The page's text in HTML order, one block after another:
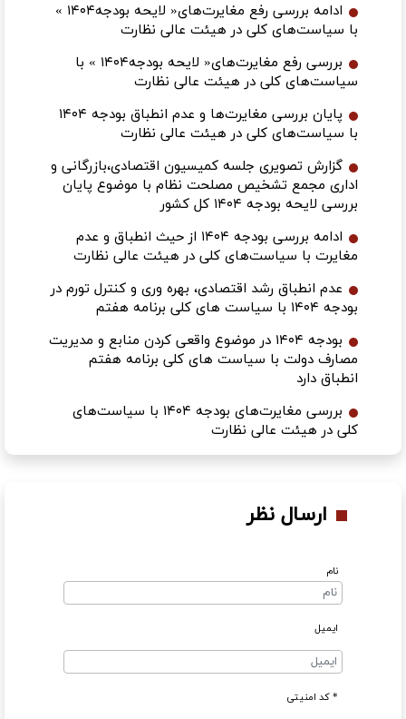
ادامه بررسی رفع مغایرت‌های« لایحه بودجه۱۴۰۴ »
با سیاست‌های کلی در هیئت عالی نظارت
بررسی رفع مغایرت‌های« لایحه بودجه۱۴۰۴ » با
سیاست‌های کلی در هیئت عالی نظارت
پایان بررسی مغایرت‌ها و عدم انطباق بودجه ۱۴۰۴
با سیاست‌های کلی در هیئت عالی نظارت
گزارش تصویری جلسه کمیسیون اقتصادی،بازرگانی و
اداری مجمع تشخیص مصلحت نظام با موضوع پایان
بررسی لایحه بودجه ۱۴۰۴ کل کشور
ادامه بررسی بودجه ۱۴۰۴ از حیث انطباق و عدم
مغایرت با سیاست‌های کلی در هیئت عالی نظارت
عدم انطباق رشد اقتصادی، بهره وری و کنترل تورم در
بودجه ۱۴۰۴ با سیاست های کلی برنامه هفتم
بودجه ۱۴۰۴ در موضوع واقعی کردن منابع و مدیریت
مصارف دولت با سیاست های کلی برنامه هفتم
انطباق دارد
بررسی مغایرت‌های بودجه ۱۴۰۴ با سیاست‌های
کلی در هیئت عالی نظارت
ارسال نظر
نام
ایمیل
* کد امنیتی